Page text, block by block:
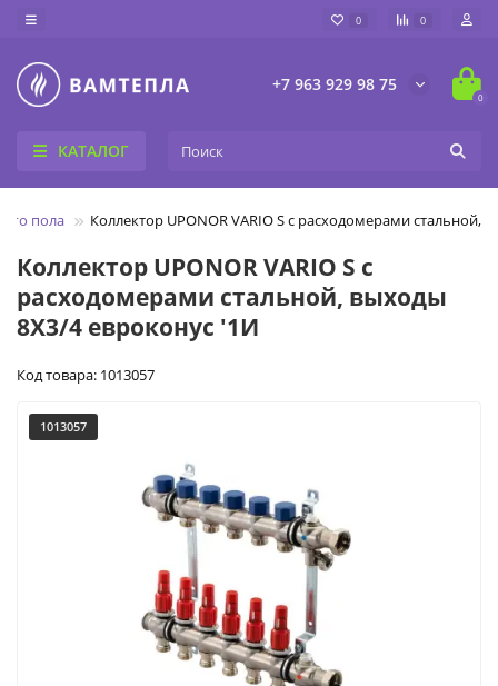
0 0
+7 963 929 98 75
0
КАТАЛОГ
пола Коллектор UPONOR VARIO S с расходомерами стальной,
Коллектор UPONOR VARIO S с
расходомерами стальной, выходы
8X3/4 евроконус '1И
Код товара: 1013057
1013057